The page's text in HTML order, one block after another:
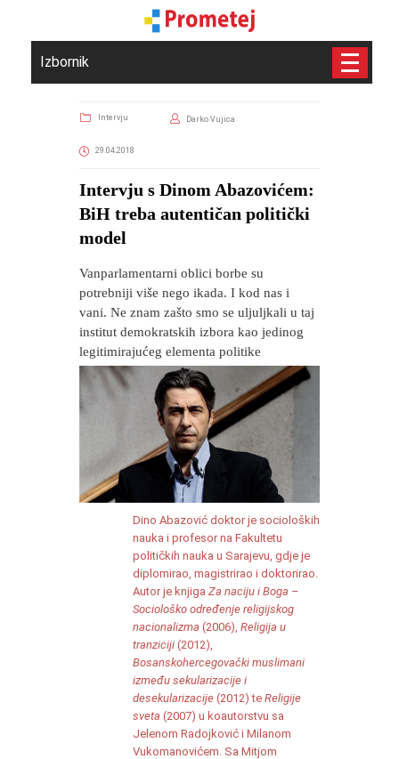
Izbornik
Intervju Darko Vujica
29.04.2018
Intervju s Dinom Abazovićem:
BiH treba autentičan politički
model
Vanparlamentarni oblici borbe su
potrebniji više nego ikada. I kod nas i
vani. Ne znam zašto smo se uljuljkali u taj
institut demokratskih izbora kao jedinog
legitimirajućeg elementa politike
Dino Abazović doktor je socioloških
nauka i profesor na Fakultetu
političkih nauka u Sarajevu, gdje je
diplomirao, magistrirao i doktorirao.
Autor je knjiga Za naciju i Boga –
Sociološko određenje religijskog
nacionalizma (2006), Religija u
tranziciji (2012),
Bosanskohercegovački muslimani
između sekularizacije i
desekularizacije (2012) te Religije
sveta (2007) u koautorstvu sa
Jelenom Radojković i Milanom
Vukomanovićem. Sa Mitjom